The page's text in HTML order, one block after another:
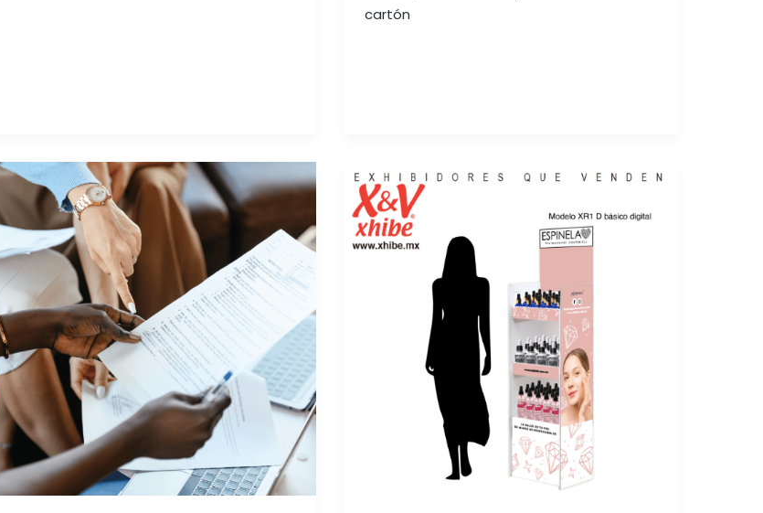
cartón
ESTRATEGIAS
DE
MARKETING
ACERTADAS
CON
ANÁLISIS
DAFO
Y CAME
EL
IMPACTO
DE